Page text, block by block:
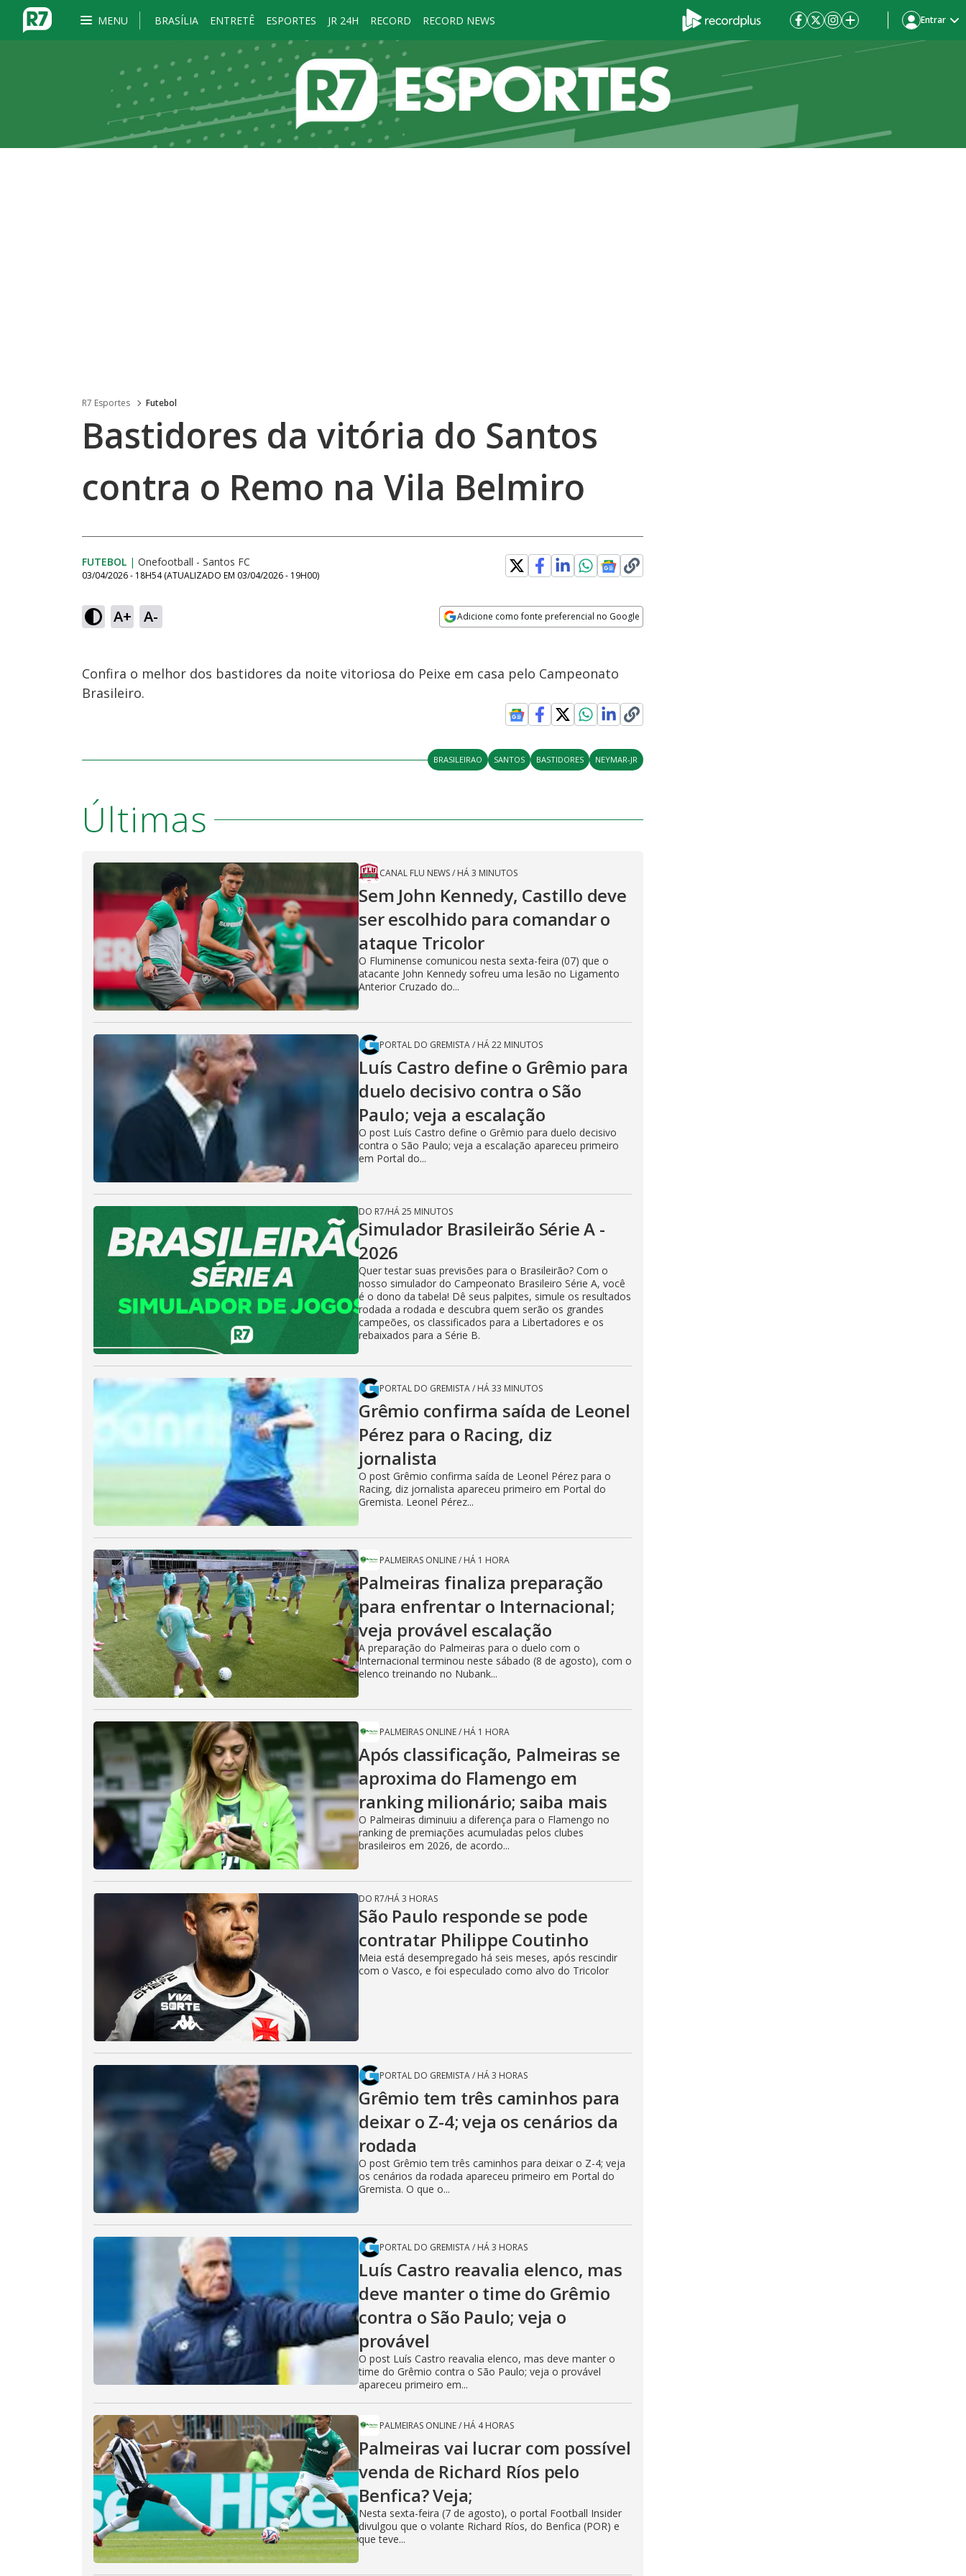
MENU BRASÍLIA ENTRETÊ ESPORTES JR 24H RECORD RECORD NEWS Entrar
R7 Esportes Futebol
Bastidores da vitória do Santos
contra o Remo na Vila Belmiro
FUTEBOL | Onefootball - Santos FC
03/04/2026 - 18H54 (ATUALIZADO EM 03/04/2026 - 19H00)
A+ A- Adicione como fonte preferencial no Google
Confira o melhor dos bastidores da noite vitoriosa do Peixe em casa pelo Campeonato
Brasileiro.
BRASILEIRAO SANTOS BASTIDORES NEYMAR-JR
Últimas
CANAL FLU NEWS/ HÁ 3 MINUTOS
Sem John Kennedy, Castillo deve
ser escolhido para comandar o
ataque Tricolor
O Fluminense comunicou nesta sexta-feira (07) que o
atacante John Kennedy sofreu uma lesão no Ligamento
Anterior Cruzado do...
PORTAL DO GREMISTA/ HÁ 22 MINUTOS
Luís Castro define o Grêmio para
duelo decisivo contra o São
Paulo; veja a escalação
O post Luís Castro define o Grêmio para duelo decisivo
contra o São Paulo; veja a escalação apareceu primeiro
em Portal do...
DO R7/HÁ 25 MINUTOS
Simulador Brasileirão Série A -
2026
Quer testar suas previsões para o Brasileirão? Com o
nosso simulador do Campeonato Brasileiro Série A, você
é o dono da tabela! Dê seus palpites, simule os resultados
rodada a rodada e descubra quem serão os grandes
campeões, os classificados para a Libertadores e os
rebaixados para a Série B.
PORTAL DO GREMISTA/ HÁ 33 MINUTOS
Grêmio confirma saída de Leonel
Pérez para o Racing, diz
jornalista
O post Grêmio confirma saída de Leonel Pérez para o
Racing, diz jornalista apareceu primeiro em Portal do
Gremista. Leonel Pérez...
PALMEIRAS ONLINE/ HÁ 1 HORA
Palmeiras finaliza preparação
para enfrentar o Internacional;
veja provável escalação
A preparação do Palmeiras para o duelo com o
Internacional terminou neste sábado (8 de agosto), com o
elenco treinando no Nubank...
PALMEIRAS ONLINE/ HÁ 1 HORA
Após classificação, Palmeiras se
aproxima do Flamengo em
ranking milionário; saiba mais
O Palmeiras diminuiu a diferença para o Flamengo no
ranking de premiações acumuladas pelos clubes
brasileiros em 2026, de acordo...
DO R7/HÁ 3 HORAS
São Paulo responde se pode
contratar Philippe Coutinho
Meia está desempregado há seis meses, após rescindir
com o Vasco, e foi especulado como alvo do Tricolor
PORTAL DO GREMISTA/ HÁ 3 HORAS
Grêmio tem três caminhos para
deixar o Z-4; veja os cenários da
rodada
O post Grêmio tem três caminhos para deixar o Z-4; veja
os cenários da rodada apareceu primeiro em Portal do
Gremista. O que o...
PORTAL DO GREMISTA/ HÁ 3 HORAS
Luís Castro reavalia elenco, mas
deve manter o time do Grêmio
contra o São Paulo; veja o
provável
O post Luís Castro reavalia elenco, mas deve manter o
time do Grêmio contra o São Paulo; veja o provável
apareceu primeiro em...
PALMEIRAS ONLINE/ HÁ 4 HORAS
Palmeiras vai lucrar com possível
venda de Richard Ríos pelo
Benfica? Veja;
Nesta sexta-feira (7 de agosto), o portal Football Insider
divulgou que o volante Richard Ríos, do Benfica (POR) e
que teve...